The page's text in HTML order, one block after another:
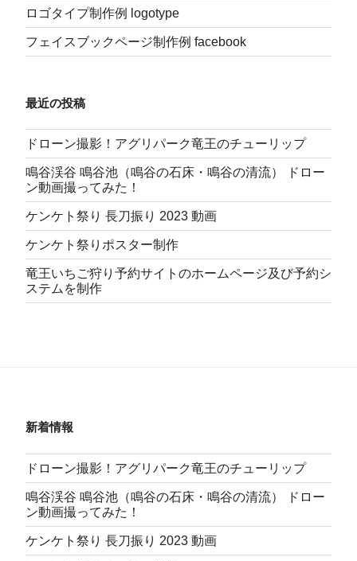
ロゴタイプ制作例 logotype
フェイスブックページ制作例 facebook
最近の投稿
ドローン撮影！アグリパーク竜王のチューリップ
鳴谷渓谷 鳴谷池（鳴谷の石床・鳴谷の清流） ドロー
ン動画撮ってみた！
ケンケト祭り 長刀振り 2023 動画
ケンケト祭りポスター制作
竜王いちご狩り予約サイトのホームページ及び予約シ
ステムを制作
新着情報
ドローン撮影！アグリパーク竜王のチューリップ
鳴谷渓谷 鳴谷池（鳴谷の石床・鳴谷の清流） ドロー
ン動画撮ってみた！
ケンケト祭り 長刀振り 2023 動画